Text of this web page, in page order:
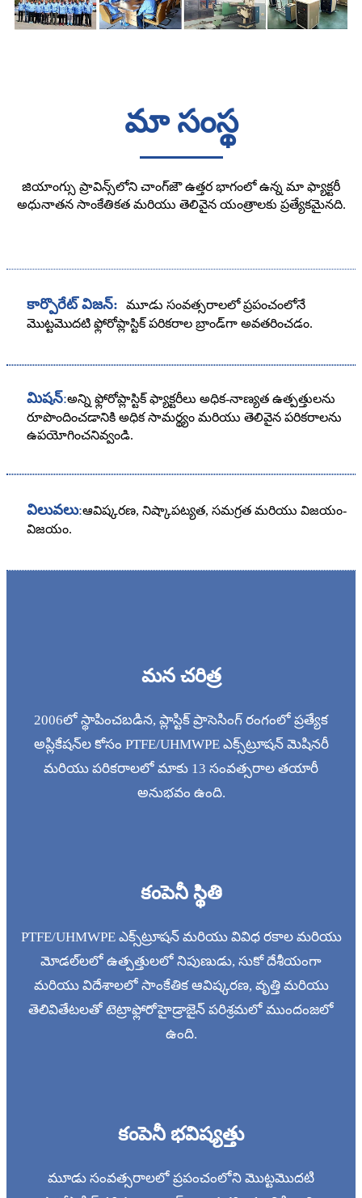
మా సంస్థ
జియాంగ్సు ప్రావిన్స్‌లోని చాంగ్‌జౌ ఉత్తర భాగంలో ఉన్న మా ఫ్యాక్టరీ
అధునాతన సాంకేతికత మరియు తెలివైన యంత్రాలకు ప్రత్యేకమైనది.
కార్పొరేట్ విజన్:
మూడు సంవత్సరాలలో ప్రపంచంలోనే
మొట్టమొదటి ఫ్లోరోప్లాస్టిక్ పరికరాల బ్రాండ్‌గా అవతరించడం.
మిషన్:అన్ని ఫ్లోరోప్లాస్టిక్ ఫ్యాక్టరీలు అధిక-నాణ్యత ఉత్పత్తులను
రూపొందించడానికి అధిక సామర్థ్యం మరియు తెలివైన పరికరాలను
ఉపయోగించనివ్వండి.
విలువలు:ఆవిష్కరణ, నిష్కాపట్యత, సమగ్రత మరియు విజయం-
విజయం.
మన చరిత్ర
2006లో స్థాపించబడిన, ప్లాస్టిక్ ప్రాసెసింగ్ రంగంలో ప్రత్యేక
అప్లికేషన్‌ల కోసం PTFE/UHMWPE ఎక్స్‌ట్రూషన్ మెషినరీ
మరియు పరికరాలలో మాకు 13 సంవత్సరాల తయారీ
అనుభవం ఉంది.
కంపెనీ స్థితి
PTFE/UHMWPE ఎక్స్‌ట్రూషన్ మరియు వివిధ రకాల మరియు
మోడల్‌లలో ఉత్పత్తులలో నిపుణుడు, సుకో దేశీయంగా
మరియు విదేశాలలో సాంకేతిక ఆవిష్కరణ, వృత్తి మరియు
తెలివితేటలతో టెట్రాఫ్లోరోహైడ్రాజైన్ పరిశ్రమలో ముందంజలో
ఉంది.
కంపెనీ భవిష్యత్తు
మూడు సంవత్సరాలలో ప్రపంచంలోని మొట్టమొదటి